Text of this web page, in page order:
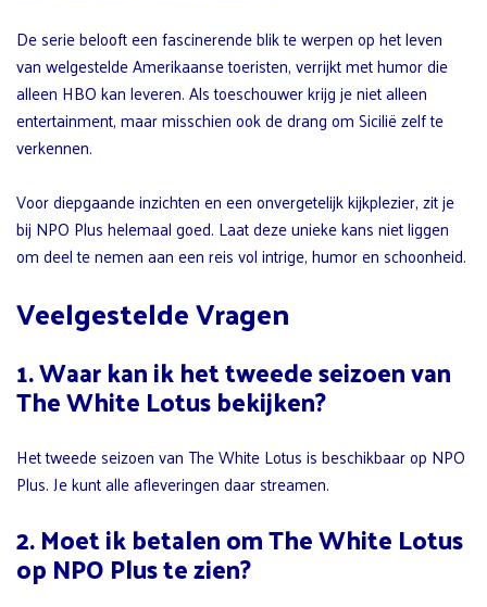
De serie belooft een fascinerende blik te werpen op het leven
van welgestelde Amerikaanse toeristen, verrijkt met humor die
alleen HBO kan leveren. Als toeschouwer krijg je niet alleen
entertainment, maar misschien ook de drang om Sicilië zelf te
verkennen.
Voor diepgaande inzichten en een onvergetelijk kijkplezier, zit je
bij NPO Plus helemaal goed. Laat deze unieke kans niet liggen
om deel te nemen aan een reis vol intrige, humor en schoonheid.
Veelgestelde Vragen
1. Waar kan ik het tweede seizoen van
The White Lotus bekijken?
Het tweede seizoen van The White Lotus is beschikbaar op NPO
Plus. Je kunt alle afleveringen daar streamen.
2. Moet ik betalen om The White Lotus
op NPO Plus te zien?